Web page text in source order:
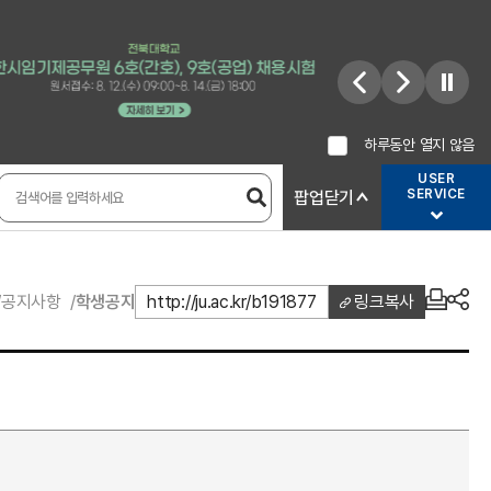
하루동안 열지 않음
팝업닫기
USER
SERVICE
공지사항 학생공지 http://ju.ac.kr/b191877 링크복사